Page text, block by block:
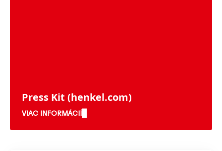
Press Kit (henkel.com)
VIAC INFORMÁCIÍ